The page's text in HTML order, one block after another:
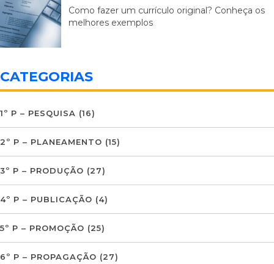
Como fazer um currículo original? Conheça os
melhores exemplos
CATEGORIAS
1º P – PESQUISA (16)
2º P – PLANEAMENTO (15)
3º P – PRODUÇÃO (27)
4º P – PUBLICAÇÃO (4)
5º P – PROMOÇÃO (25)
6º P – PROPAGAÇÃO (27)